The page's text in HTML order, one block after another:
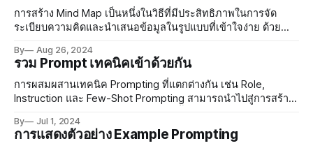
การสร้าง Mind Map เป็นหนึ่งในวิธีที่มีประสิทธิภาพในการจัด
ระเบียบความคิดและนำเสนอข้อมูลในรูปแบบที่เข้าใจง่าย ด้วย
อย่างง่ายดายเพียงไม่กี่ขั้นตอน บทเรียนนี้จะสอนคุณวิธีการสร้าง
Mind Map โดยใช้ ChatGPT และโปรแกรม XMind ทีละขั้นตอน
By Aug 26, 2024
รวม Prompt เทคนิคเข้าด้วยกัน
การผสมผสานเทคนิค Prompting ที่แตกต่างกัน เช่น Role,
Instruction และ Few-Shot Prompting สามารถนำไปสู่การสร้าง
เหล่านี้เพื่อปรับแต่ง Prompts ให้เหมาะสมกับงานของคุณ
By Jul 1, 2024
การแสดงตัวอย่าง Example Prompting